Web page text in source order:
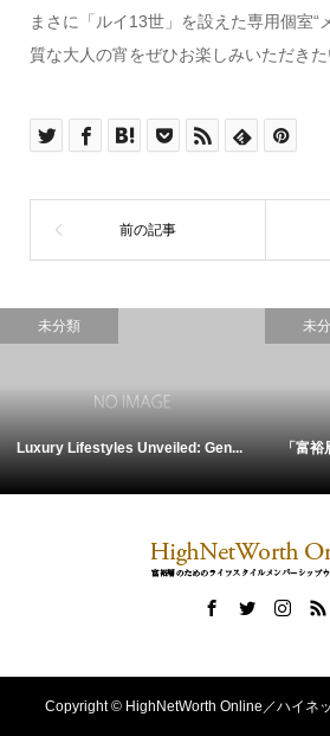
まさに「ルイ13世」を設えた専用個室“
質な大人の宵をぜひお楽しみいただきた
未分類
Luxury Lifestyles Unveiled: Gen...
未
「富
Copyright © HighNetWorth Online／ハイネ